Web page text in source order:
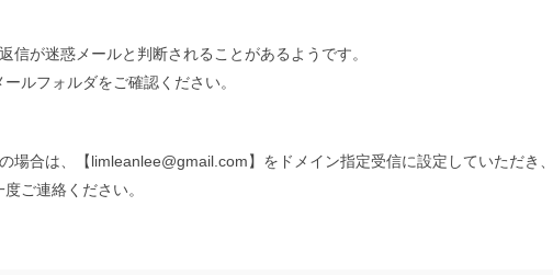
信が迷惑メールと判断されることがあるようです。
フォルダをご確認ください。
場合は、【limleanlee@gmail.com】をドメイン指定受信に設定していただき、
ご連絡ください。